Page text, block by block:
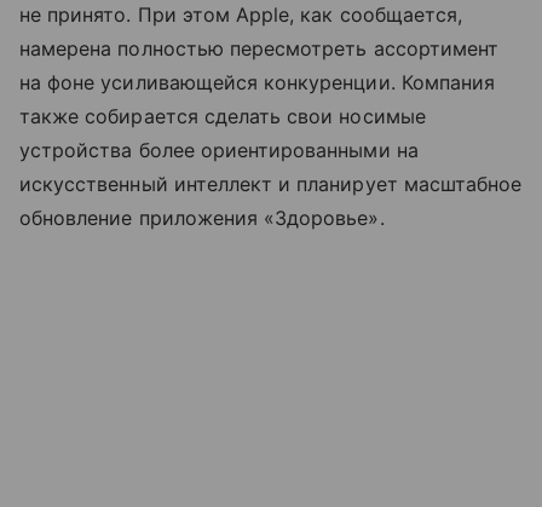
не принято. При этом Apple, как сообщается,
намерена полностью пересмотреть ассортимент
на фоне усиливающейся конкуренции. Компания
также собирается сделать свои носимые
устройства более ориентированными на
искусственный интеллект и планирует масштабное
обновление приложения «Здоровье».